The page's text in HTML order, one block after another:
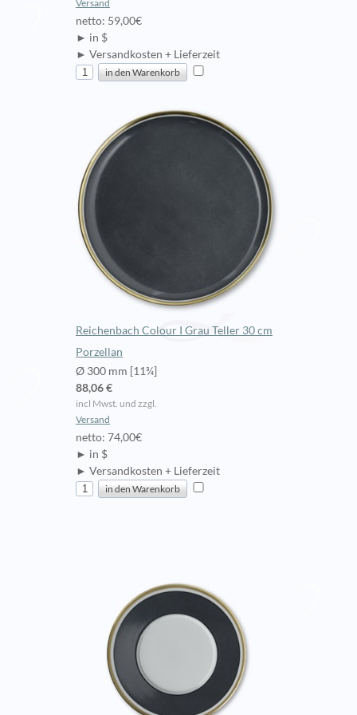
Versand
netto: 59,00€
► in $
► Versandkosten + Lieferzeit
Reichenbach Colour I Grau Teller 30 cm
Porzellan
Ø 300 mm [11¾]
88,06 €
incl Mwst. und zzgl.
Versand
netto: 74,00€
► in $
► Versandkosten + Lieferzeit